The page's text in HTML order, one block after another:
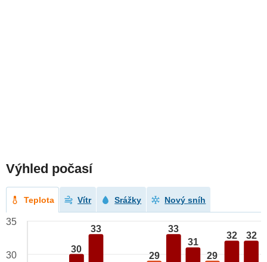
Výhled počasí
Teplota Vítr Srážky Nový sníh
30
33
29
33
31
29
32 32
35
30